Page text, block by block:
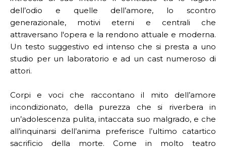
dell’odio e quelle dell’amore, lo scontro
generazionale, motivi eterni e centrali che
attraversano l'opera e la rendono attuale e moderna.
Un testo suggestivo ed intenso che si presta a uno
studio per un laboratorio e ad un cast numeroso di
attori.
Corpi e voci che raccontano il mito dell’amore
incondizionato, della purezza che si riverbera in
un’adolescenza pulita, intaccata suo malgrado, e che
all’inquinarsi dell’anima preferisce l’ultimo catartico
sacrificio della morte. Come in molto teatro